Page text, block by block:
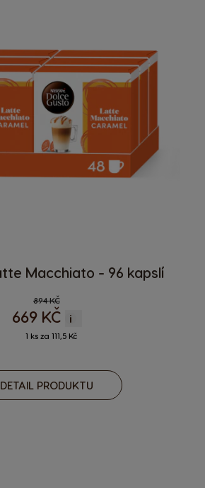
Macchiato - 96 kapslí
Regular Price
894 KČ
669 KČ i
1 ks za 111,5 Kč
DETAIL PRODUKTU